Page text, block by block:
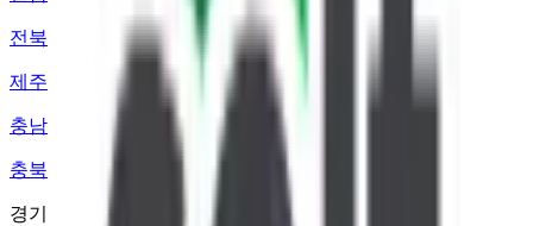
전북
제주
충남
충북
경기